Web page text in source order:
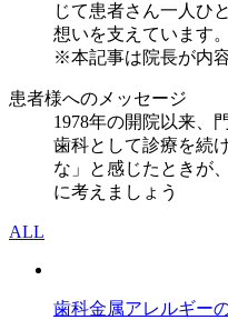
じて患者さん一人ひ
想いを支えています。
※本記事は院長が内
患者様へのメッセージ
1978年の開院以来、
歯科として診療を続
な」と感じたときが
に考えましょう
ALL
歯科金属アレルギー